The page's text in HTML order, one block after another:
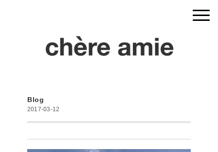
Blog
2017-03-12